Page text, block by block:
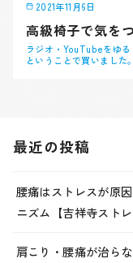
2021年11月6日
高級椅子で気を
ラジオ・YouTubeをゆ
ということで買いまし
最近の投稿
腰痛はストレスが原
ニズム【吉祥寺ストレ
肩こり・腰痛が治ら